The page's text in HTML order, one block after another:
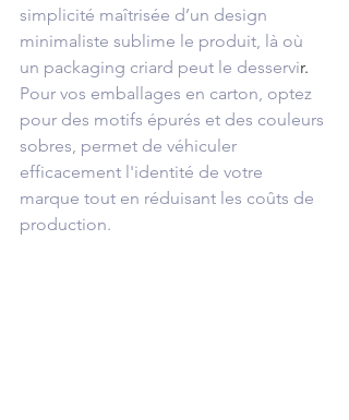
simplicité maîtrisée d’un design
minimaliste sublime le produit, là où
un packaging criard peut le desservir.
Pour vos emballages en carton, optez
pour des motifs épurés et des couleurs
sobres, permet de véhiculer
efficacement l'identité de votre
marque tout en réduisant les coûts de
production.